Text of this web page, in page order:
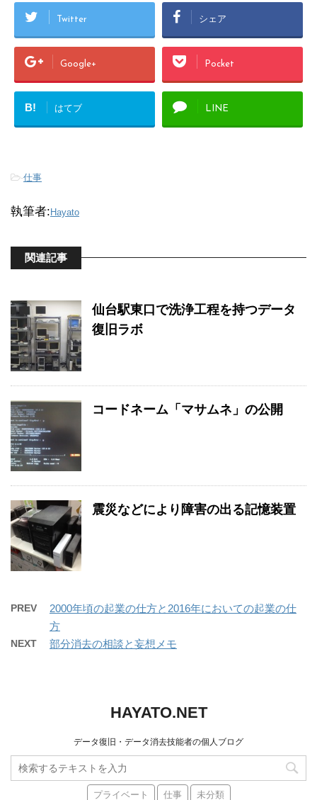
Twitter シェア
Google+ Pocket
B! はてブ LINE
-仕事
執筆者: Hayato
関連記事
仙台駅東口で洗浄工程を持つデータ
復旧ラボ
コードネーム「マサムネ」の公開
震災などにより障害の出る記憶装置
PREV
2000年頃の起業の仕方と2016年においての起業の仕
方
NEXT 部分消去の相談と妄想メモ
HAYATO.NET
データ復旧・データ消去技能者の個人ブログ
プライベート 仕事 未分類